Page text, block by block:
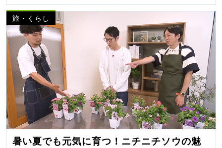
旅・くらし
暑い夏でも元気に育つ！ニチニチソウの魅